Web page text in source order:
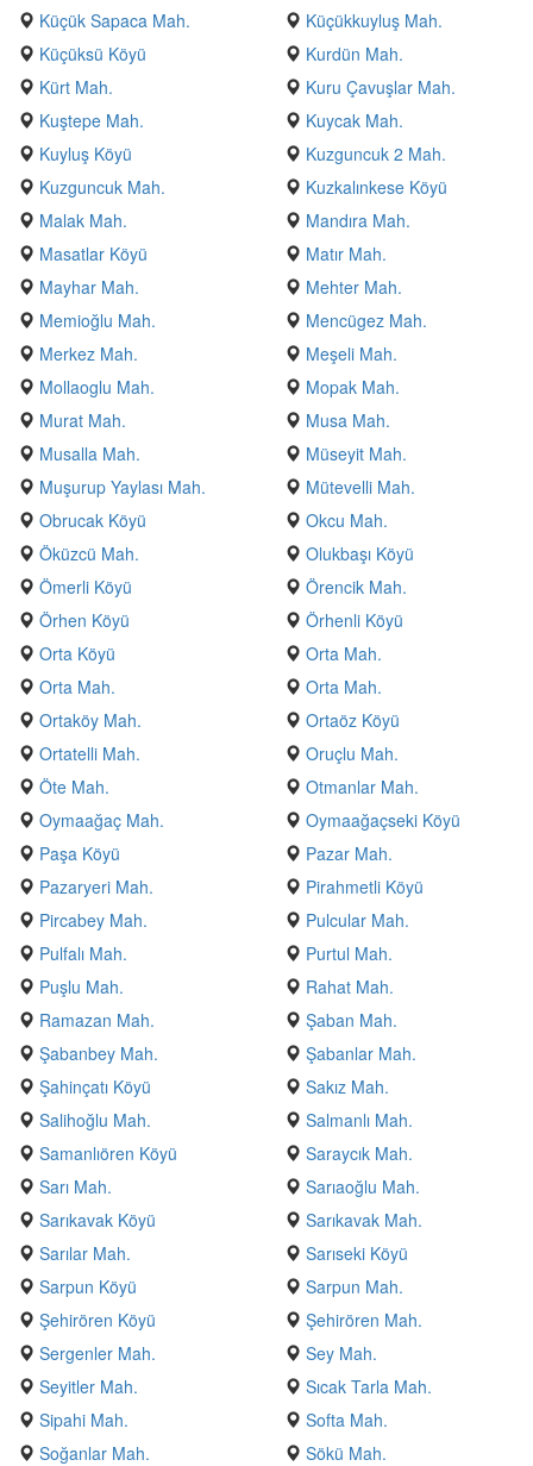
Küçük Sapaca Mah.
Küçükkuyluş Mah.
Küçüksü Köyü
Kurdün Mah.
Kürt Mah.
Kuru Çavuşlar Mah.
Kuştepe Mah.
Kuycak Mah.
Kuyluş Köyü
Kuzguncuk 2 Mah.
Kuzguncuk Mah.
Kuzkalınkese Köyü
Malak Mah.
Mandıra Mah.
Masatlar Köyü
Matır Mah.
Mayhar Mah.
Mehter Mah.
Memioğlu Mah.
Mencügez Mah.
Merkez Mah.
Meşeli Mah.
Mollaoglu Mah.
Mopak Mah.
Murat Mah.
Musa Mah.
Musalla Mah.
Müseyit Mah.
Muşurup Yaylası Mah.
Mütevelli Mah.
Obrucak Köyü
Okcu Mah.
Öküzcü Mah.
Olukbaşı Köyü
Ömerli Köyü
Örencik Mah.
Örhen Köyü
Örhenli Köyü
Orta Köyü
Orta Mah.
Orta Mah.
Orta Mah.
Ortaköy Mah.
Ortaöz Köyü
Ortatelli Mah.
Oruçlu Mah.
Öte Mah.
Otmanlar Mah.
Oymaağaç Mah.
Oymaağaçseki Köyü
Paşa Köyü
Pazar Mah.
Pazaryeri Mah.
Pirahmetli Köyü
Pircabey Mah.
Pulcular Mah.
Pulfalı Mah.
Purtul Mah.
Puşlu Mah.
Rahat Mah.
Ramazan Mah.
Şaban Mah.
Şabanbey Mah.
Şabanlar Mah.
Şahinçatı Köyü
Sakız Mah.
Salihoğlu Mah.
Salmanlı Mah.
Samanlıören Köyü
Saraycık Mah.
Sarı Mah.
Sarıaoğlu Mah.
Sarıkavak Köyü
Sarıkavak Mah.
Sarılar Mah.
Sarıseki Köyü
Sarpun Köyü
Sarpun Mah.
Şehirören Köyü
Şehirören Mah.
Sergenler Mah.
Sey Mah.
Seyitler Mah.
Sıcak Tarla Mah.
Sipahi Mah.
Softa Mah.
Soğanlar Mah.
Sökü Mah.